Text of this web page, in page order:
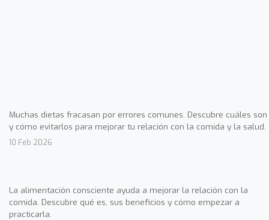
Muchas dietas fracasan por errores comunes. Descubre cuáles son
y cómo evitarlos para mejorar tu relación con la comida y la salud.
10 Feb 2026
La alimentación consciente ayuda a mejorar la relación con la
comida. Descubre qué es, sus beneficios y cómo empezar a
practicarla.